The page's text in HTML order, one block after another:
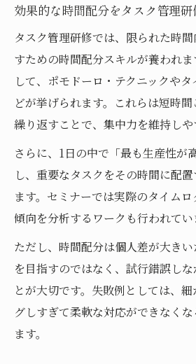
効果的な時間配分をタスク管理
タスク管理研修では、限られた時
すための時間配分スキルが養われ
して、ポモドーロ・テクニックや
どが挙げられます。これらは短時
繰り返すことで、集中力を維持しや
さらに、1日の中で「最も生産性が
し、重要なタスクをその時間に配
ます。セミナーでは実際のタイム
傾向を分析するワークも行われてい
ただし、時間配分は個人差が大き
を目指すのではなく、試行錯誤し
とが大切です。失敗例としては、
グしすぎて柔軟な対応ができなく
ます。